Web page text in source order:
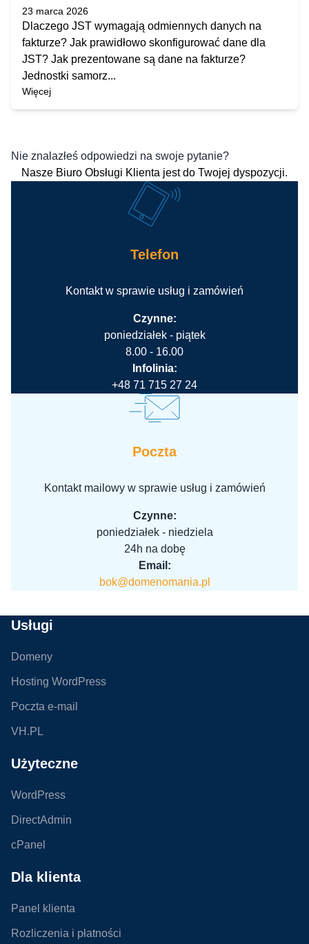
23 marca 2026
Dlaczego JST wymagają odmiennych danych na
fakturze? Jak prawidłowo skonfigurować dane dla
JST? Jak prezentowane są dane na fakturze?
Jednostki samorz...
Więcej
Nie znalazłeś odpowiedzi na swoje pytanie?
Nasze Biuro Obsługi Klienta jest do Twojej dyspozycji.
Telefon
Kontakt w sprawie usług i zamówień
Czynne:
poniedziałek - piątek
8.00 - 16.00
Infolinia:
+48 71 715 27 24
Poczta
Kontakt mailowy w sprawie usług i zamówień
Czynne:
poniedziałek - niedziela
24h na dobę
Email:
bok@domenomania.pl
Usługi
Domeny
Hosting WordPress
Poczta e-mail
VH.PL
Użyteczne
WordPress
DirectAdmin
cPanel
Dla klienta
Panel klienta
Rozliczenia i płatności